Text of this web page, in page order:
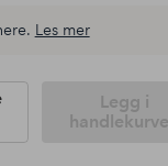
Les mer
Legg i